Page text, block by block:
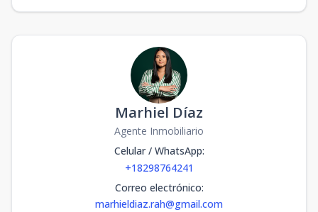
Marhiel Díaz
Agente Inmobiliario
Celular / WhatsApp:
+18298764241
Correo electrónico:
marhieldiaz.rah@gmail.com